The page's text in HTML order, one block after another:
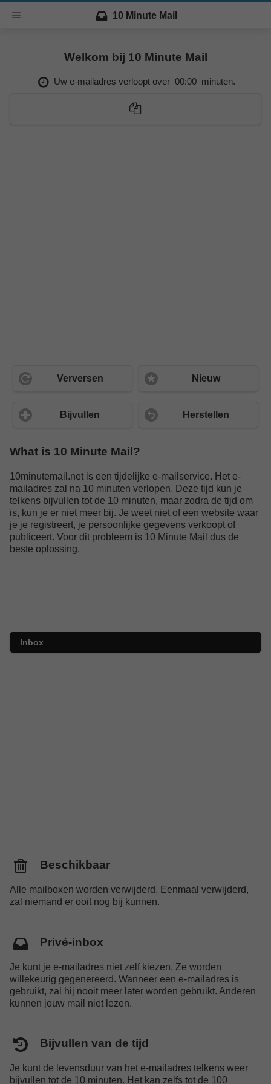
10 Minute Mail
Welkom bij 10 Minute Mail
Uw e-mailadres verloopt over00:00 minuten.
Verversen Nieuw
Bijvullen Herstellen
What is 10 Minute Mail?
10minutemail.net is een tijdelijke e-mailservice. Het e-
mailadres zal na 10 minuten verlopen. Deze tijd kun je
telkens bijvullen tot de 10 minuten, maar zodra de tijd om
is, kun je er niet meer bij. Je weet niet of een website waar
je je registreert, je persoonlijke gegevens verkoopt of
publiceert. Voor dit probleem is 10 Minute Mail dus de
beste oplossing.
Inbox
Beschikbaar
Alle mailboxen worden verwijderd. Eenmaal verwijderd,
zal niemand er ooit nog bij kunnen.
Privé-inbox
Je kunt je e-mailadres niet zelf kiezen. Ze worden
willekeurig gegenereerd. Wanneer een e-mailadres is
gebruikt, zal hij nooit meer later worden gebruikt. Anderen
kunnen jouw mail niet lezen.
Bijvullen van de tijd
Je kunt de levensduur van het e-mailadres telkens weer
bijvullen tot de 10 minuten. Het kan zelfs tot de 100